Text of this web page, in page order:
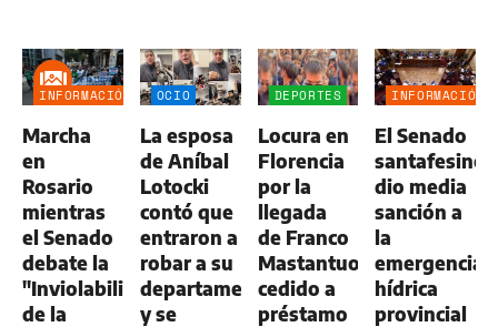
INFORMACIÓN
Marcha
en
Rosario
mientras
el Senado
debate la
"Inviolabilidad
de la
OCIO
La esposa
de Aníbal
Lotocki
contó que
entraron a
robar a su
departamento
y se
DEPORTES
Locura en
Florencia
por la
llegada
de Franco
Mastantuono,
cedido a
préstamo
INFORMACIÓN
El Senado
santafesino
dio media
sanción a
la
emergencia
hídrica
provincial